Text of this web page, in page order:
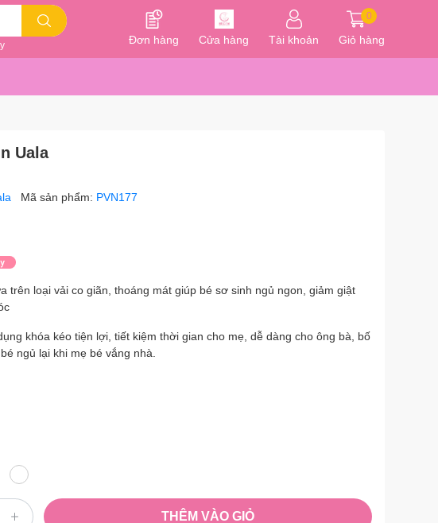
Đơn hàng Cửa hàng Tài khoản
0
Giỏ hàng
Uala
Mã sản phẩm: PVN177
trên loại vải co giãn, thoáng mát giúp bé sơ sinh ngủ ngon, giảm giật
khóa kéo tiện lợi, tiết kiệm thời gian cho mẹ, dễ dàng cho ông bà, bố
ngủ lại khi mẹ bé vắng nhà.
THÊM VÀO GIỎ